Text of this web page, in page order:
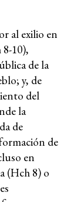
al exilio en
10),
de la
y, de
del
la
de
de
en
(Hch 8) o